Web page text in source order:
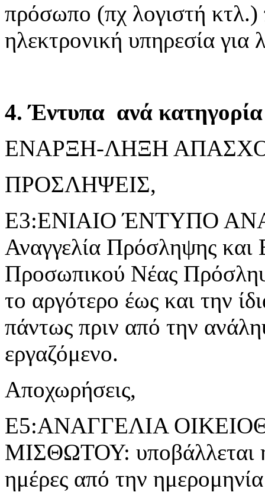
πρόσωπο (πχ λογιστή κτλ.)
ηλεκτρονική υπηρεσία για
4. Έντυπα ανά κατηγορία
ΕΝΑΡΞΗ-ΛΗΞΗ
ΠΡΟΣΛΗΨΕΙΣ,
Ε3:ΕΝΙΑΙΟ ΈΝΤΥΠΟ
Αναγγελία Πρόσληψης
Προσωπικού Νέας
το αργότερο έως και την
πάντως πριν από την
εργαζόμενο.
Αποχωρήσεις,
Ε5:ΑΝΑΓΓΕΛΙΑ
ΜΙΣΘΩΤΟΥ: υποβάλλεται
ημέρες από την